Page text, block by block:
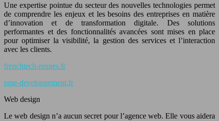
Une expertise pointue du secteur des nouvelles technologies permet
de comprendre les enjeux et les besoins des entreprises en matière
d’innovation et de transformation digitale. Des solutions
performantes et des fonctionnalités avancées sont mises en place
pour optimiser la visibilité, la gestion des services et l’interaction
avec les clients.
frenchtech-rennes.fr
pme-developpement.fr
Web design
Le web design n’a aucun secret pour l’agence web. Elle vous aidera